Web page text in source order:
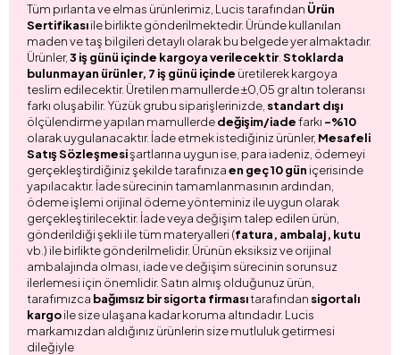
Tüm pırlanta ve elmas ürünlerimiz, Lucis tarafından Ürün
Sertifikasıile birlikte gönderilmektedir. Üründe kullanılan
maden ve taş bilgileri detaylı olarak bu belgede yer almaktadır.
Ürünler,3 iş günü içinde kargoya verilecektir. Stoklarda
bulunmayan ürünler, 7 iş günü içinde üretilerek kargoya
teslim edilecektir. Üretilen mamullerde ±0,05 gr altın toleransı
farkı oluşabilir. Yüzük grubu siparişlerinizde, standart dışı
ölçülendirme yapılan mamullerdedeğişim/iadefarkı -%10
olarak uygulanacaktır. İade etmek istediğiniz ürünler, Mesafeli
Satış Sözleşmesişartlarına uygun ise, para iadeniz, ödemeyi
gerçekleştirdiğiniz şekilde tarafınızaen geç 10 gün içerisinde
yapılacaktır. İade sürecinin tamamlanmasının ardından,
ödeme işlemi orijinal ödeme yönteminiz ile uygun olarak
gerçekleştirilecektir. İade veya değişim talep edilen ürün,
gönderildiği şekli ile tüm materyalleri (fatura, ambalaj, kutu
vb.) ile birlikte gönderilmelidir. Ürünün eksiksiz ve orijinal
ambalajında olması, iade ve değişim sürecinin sorunsuz
ilerlemesi için önemlidir. Satın almış olduğunuz ürün,
tarafımızca bağımsız bir sigorta firmasıtarafından sigortalı
kargoile size ulaşana kadar koruma altındadır. Lucis
markamızdan aldığınız ürünlerin size mutluluk getirmesi
dileğiyle